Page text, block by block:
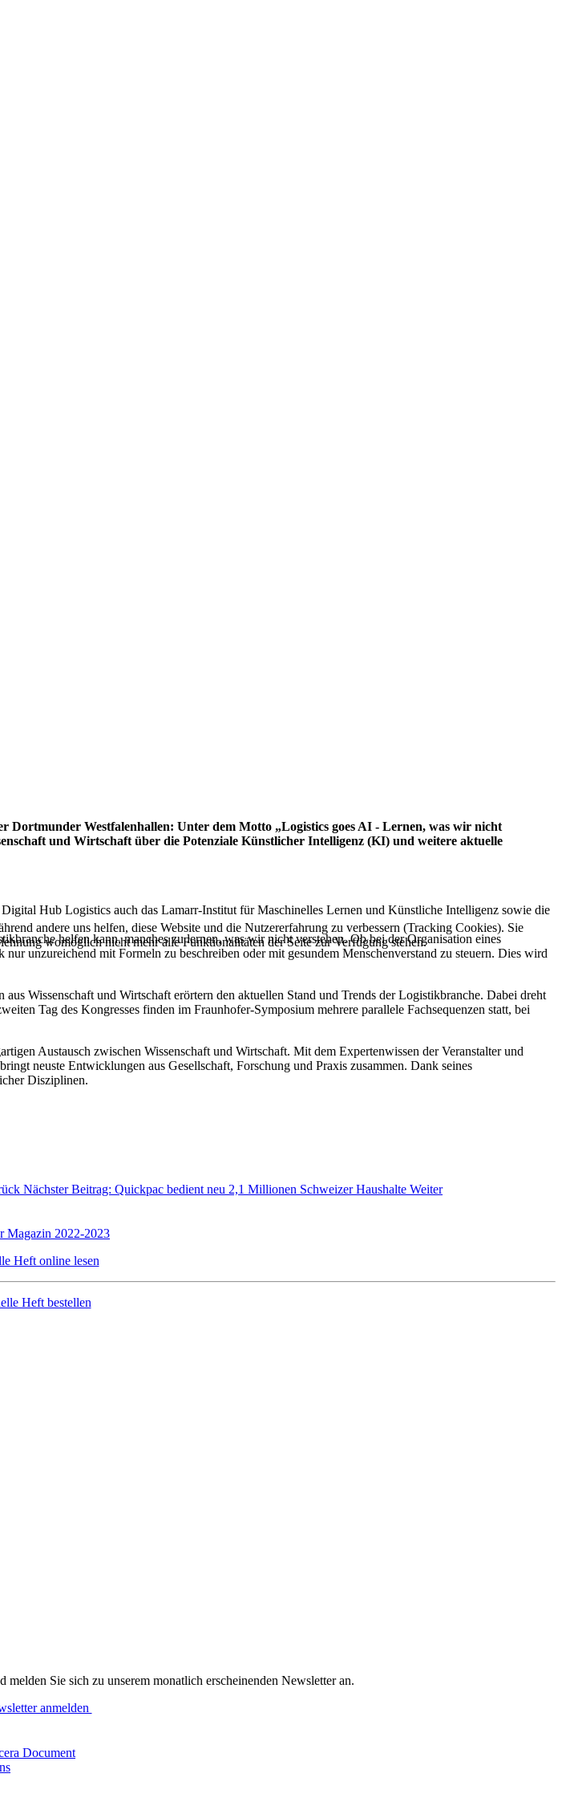
Westfalenhallen: Unter dem Motto „Logistics goes AI - Lernen, was wir nicht
und Wirtschaft über die Potenziale Künstlicher Intelligenz (KI) und weitere aktuelle
Hub Logistics auch das Lamarr-Institut für Maschinelles Lernen und Künstliche Intelligenz sowie die
helfen kann, manches zu lernen, was wir nicht verstehen. Ob bei der Organisation eines
unzureichend mit Formeln zu beschreiben oder mit gesundem Menschenverstand zu steuern. Dies wird
Wissenschaft und Wirtschaft erörtern den aktuellen Stand und Trends der Logistikbranche. Dabei dreht
Tag des Kongresses finden im Fraunhofer-Symposium mehrere parallele Fachsequenzen statt, bei
Austausch zwischen Wissenschaft und Wirtschaft. Mit dem Expertenwissen der Veranstalter und
neuste Entwicklungen aus Gesellschaft, Forschung und Praxis zusammen. Dank seines
Disziplinen.
Nächster Beitrag: Quickpac bedient neu 2,1 Millionen Schweizer Haushalte Weiter
Heft online lesen
Heft bestellen
Sie sich zu unserem monatlich erscheinenden Newsletter an.
anmelden
andere uns helfen, diese Website und die Nutzererfahrung zu verbessern (Tracking Cookies). Sie
womöglich nicht mehr alle Funktionalitäten der Seite zur Verfügung stehen.